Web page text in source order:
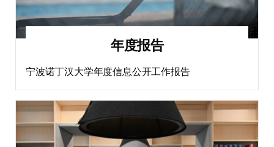
年度报告
宁波诺丁汉大学年度信息公开工作报告